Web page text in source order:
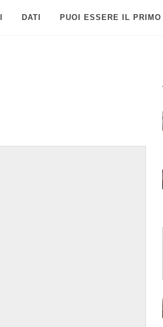
DATI PUOI ESSERE IL